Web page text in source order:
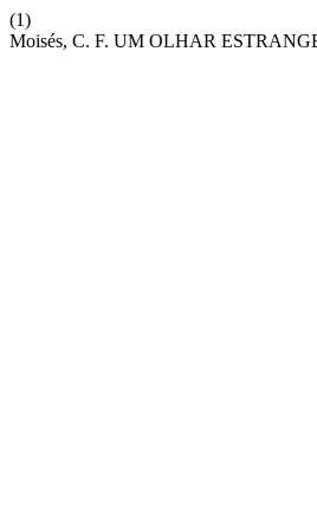
(1)
Moisés, C. F. UM OLHAR